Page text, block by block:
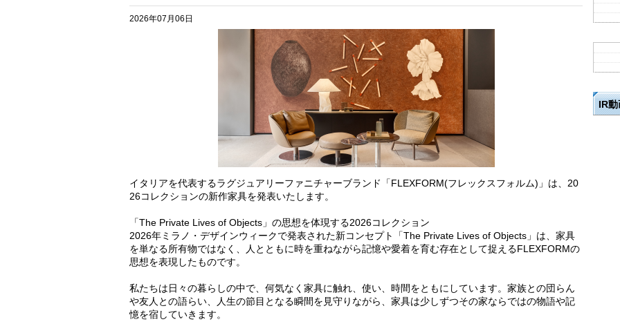
2026年07月06日
イタリアを代表するラグジュアリーファニチャーブランド「FLEXFORM(フレックスフォルム)」は、20
26コレクションの新作家具を発表いたします。
「The Private Lives of Objects」の思想を体現する2026コレクション
2026年ミラノ・デザインウィークで発表された新コンセプト「The Private Lives of Objects」は、家具
を単なる所有物ではなく、人とともに時を重ねながら記憶や愛着を育む存在として捉えるFLEXFORMの
思想を表現したものです。
私たちは日々の暮らしの中で、何気なく家具に触れ、使い、時間をともにしています。家族との団らん
や友人との語らい、人生の節目となる瞬間を見守りながら、家具は少しずつその家ならではの物語や記
憶を宿していきます。
IR動